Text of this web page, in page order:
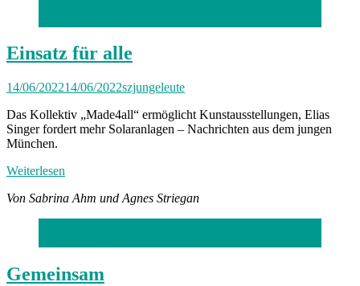
Einsatz für alle
14/06/202214/06/2022szjungeleute
Das Kollektiv „Made4all“ ermöglicht Kunstausstellungen, Elias
Singer fordert mehr Solaranlagen – Nachrichten aus dem jungen
München.
Weiterlesen
Von Sabrina Ahm und Agnes Striegan
Gemeinsam